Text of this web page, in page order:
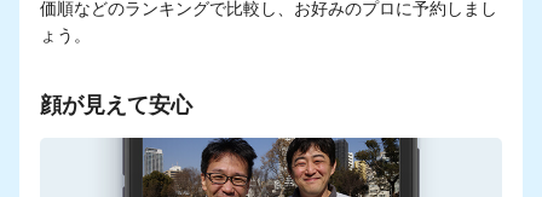
価順などのランキングで比較し、お好みのプロに予約しまし
ょう。
顔が見えて安心